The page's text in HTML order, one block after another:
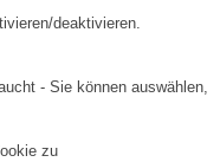
deaktivieren.
- Sie können auswählen,
zu